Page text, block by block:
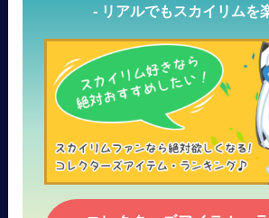
- リアルでもスカイリムを